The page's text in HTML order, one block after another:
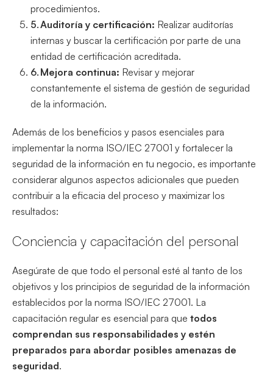
procedimientos.
Auditoría y certificación: Realizar auditorías
internas y buscar la certificación por parte de una
entidad de certificación acreditada.
Mejora continua: Revisar y mejorar
constantemente el sistema de gestión de seguridad
de la información.
Además de los beneficios y pasos esenciales para
implementar la norma ISO/IEC 27001 y fortalecer la
seguridad de la información en tu negocio, es importante
considerar algunos aspectos adicionales que pueden
contribuir a la eficacia del proceso y maximizar los
resultados:
Conciencia y capacitación del personal
Asegúrate de que todo el personal esté al tanto de los
objetivos y los principios de seguridad de la información
establecidos por la norma ISO/IEC 27001. La
capacitación regular es esencial para que todos
comprendan sus responsabilidades y estén
preparados para abordar posibles amenazas de
seguridad.